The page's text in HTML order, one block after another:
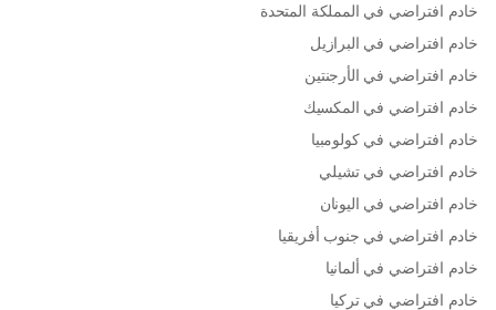
خادم افتراضي في المملكة المتحدة
خادم افتراضي في البرازيل
خادم افتراضي في الأرجنتين
خادم افتراضي في المكسيك
خادم افتراضي في كولومبيا
خادم افتراضي في تشيلي
خادم افتراضي في اليونان
خادم افتراضي في جنوب أفريقيا
خادم افتراضي في ألمانيا
خادم افتراضي في تركيا